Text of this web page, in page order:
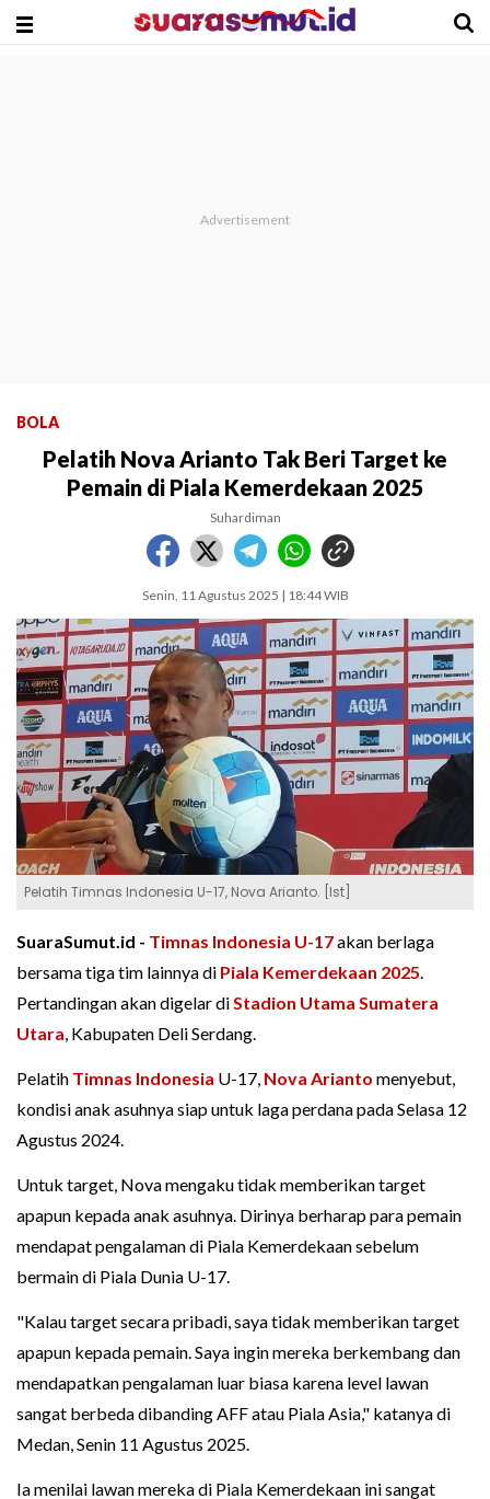
BOLA
Pelatih Nova Arianto Tak Beri Target ke
Pemain di Piala Kemerdekaan 2025
Suhardiman
Senin, 11 Agustus 2025 | 18:44 WIB
Pelatih Timnas Indonesia U-17, Nova Arianto. [Ist]
SuaraSumut.id - Timnas Indonesia U-17akan berlaga
bersama tiga tim lainnya di Piala Kemerdekaan 2025.
Pertandingan akan digelar diStadion Utama Sumatera
Utara, Kabupaten Deli Serdang.
Pelatih Timnas Indonesia U-17, Nova Arianto menyebut,
kondisi anak asuhnya siap untuk laga perdana pada Selasa 12
Agustus 2024.
Untuk target, Nova mengaku tidak memberikan target
apapun kepada anak asuhnya. Dirinya berharap para pemain
mendapat pengalaman di Piala Kemerdekaan sebelum
bermain di Piala Dunia U-17.
"Kalau target secara pribadi, saya tidak memberikan target
apapun kepada pemain. Saya ingin mereka berkembang dan
mendapatkan pengalaman luar biasa karena level lawan
sangat berbeda dibanding AFF atau Piala Asia," katanya di
Medan, Senin 11 Agustus 2025.
Ia menilai lawan mereka di Piala Kemerdekaan ini sangat